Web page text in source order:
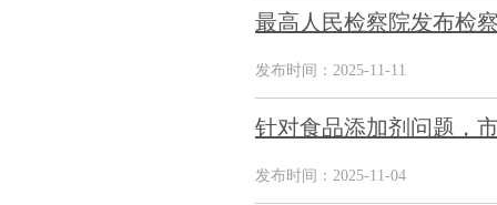
最高人民检察院发布检
发布时间：2025-11-11
针对食品添加剂问题，
发布时间：2025-11-04